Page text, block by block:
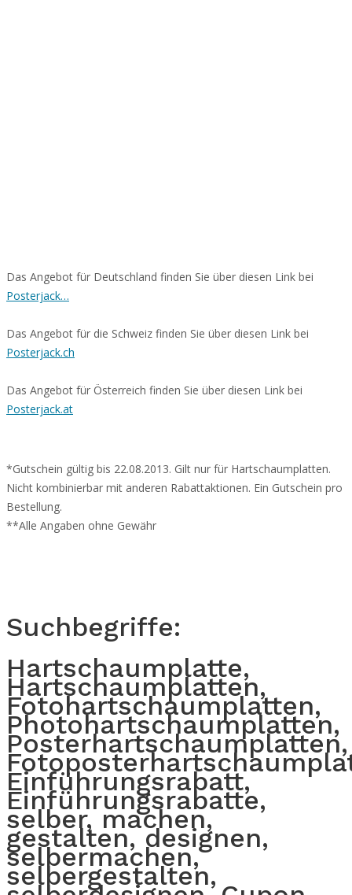
Das Angebot für Deutschland finden Sie über diesen Link bei
Posterjack…
Das Angebot für die Schweiz finden Sie über diesen Link bei
Posterjack.ch
Das Angebot für Österreich finden Sie über diesen Link bei
Posterjack.at
*Gutschein gültig bis 22.08.2013. Gilt nur für Hartschaumplatten.
Nicht kombinierbar mit anderen Rabattaktionen. Ein Gutschein pro
Bestellung.
**Alle Angaben ohne Gewähr
Suchbegriffe:
Hartschaumplatte,
Hartschaumplatten,
Fotohartschaumplatten,
Photohartschaumplatten,
Posterhartschaumplatten,
Einführungsrabatt,
Einführungsrabatte,
selber, machen,
gestalten, designen,
selbermachen,
selbergestalten,